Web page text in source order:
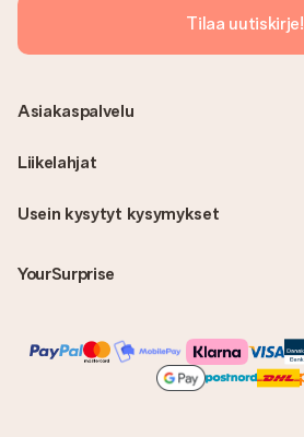
Tilaa uutiskirje!
Usein kysytyt kysymykset
YourSurprise
Asiakaspalvelu
Liikelahjat